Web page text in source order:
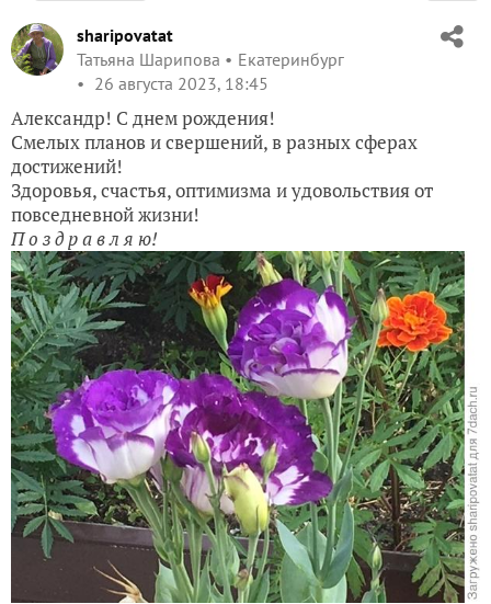
sharipovatat
Татьяна Шарипова
Екатеринбург
26 августа 2023, 18:45
Александр! С днем рождения!
Смелых планов и свершений, в разных сферах
достижений!
Здоровья, счастья, оптимизма и удовольствия от
повседневной жизни!
П о з д р а в л я ю!